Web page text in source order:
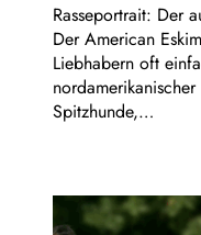
Rasseportrait: Der
Der American
Liebhabern oft
Spitzhunde,…